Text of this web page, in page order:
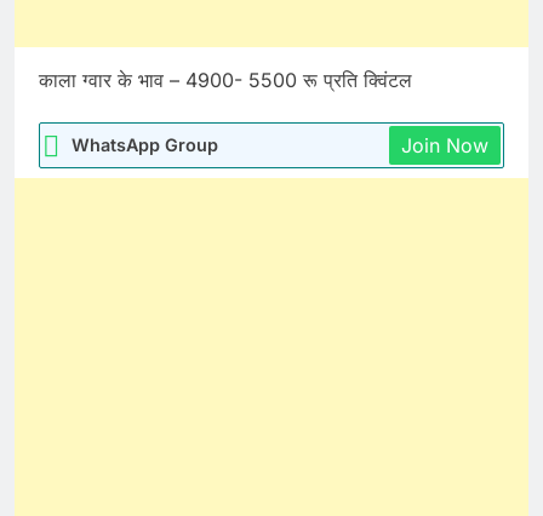
काला ग्वार के भाव – 4900- 5500 रू प्रति क्विंटल
WhatsApp Group Join Now